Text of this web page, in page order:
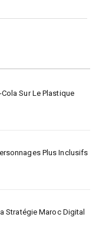
Sur Le Plastique
Plus Inclusifs
Stratégie Maroc Digital